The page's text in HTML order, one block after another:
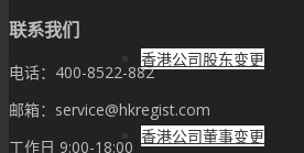
香港公司股东变更
香港公司董事变更
联系我们
电话：400-8522-882
邮箱：service@hkregist.com
工作日 9:00-18:00